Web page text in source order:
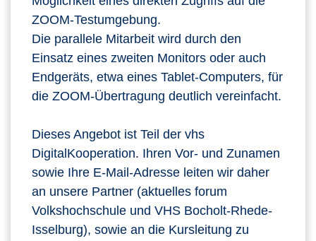
ZOOM-Testumgebung.
Die parallele Mitarbeit wird durch den
Einsatz eines zweiten Monitors oder auch
Endgeräts, etwa eines Tablet-Computers, für
die ZOOM-Übertragung deutlich vereinfacht.
Dieses Angebot ist Teil der vhs
DigitalKooperation. Ihren Vor- und Zunamen
sowie Ihre E-Mail-Adresse leiten wir daher
an unsere Partner (aktuelles forum
Volkshochschule und VHS Bocholt-Rhede-
Isselburg), sowie an die Kursleitung zu